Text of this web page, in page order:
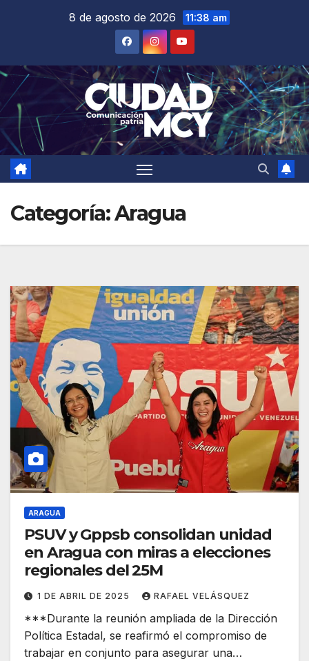
8 de agosto de 2026 11:38 am
Categoría:Aragua
ARAGUA
PSUV y Gppsb consolidan unidad
en Aragua con miras a elecciones
regionales del 25M
1 DE ABRIL DE 2025 RAFAEL VELÁSQUEZ
***Durante la reunión ampliada de la Dirección
Política Estadal, se reafirmó el compromiso de
trabajar en conjunto para asegurar una…